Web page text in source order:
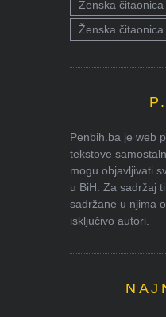
Ženska čitaonica
Ženska čitaonica
Penbih.ba je web
tekstove
mogu objavljivati
u BiH. Za sadržaj
sadržane u njima
isključivo autori.